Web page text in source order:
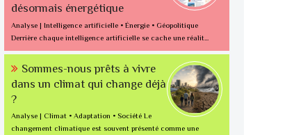
désormais énergétique
Analyse | Intelligence artificielle • Énergie • Géopolitique
Derrière chaque intelligence artificielle se cache une réalit...
Sommes-nous prêts à vivre
dans un climat qui change déjà
?
Analyse | Climat • Adaptation • Société Le
changement climatique est souvent présenté comme une